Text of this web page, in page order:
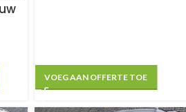
VOEG AAN OFFERTE TOE